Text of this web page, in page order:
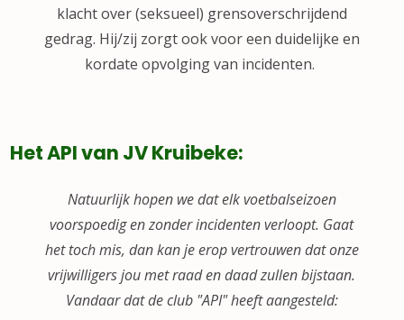
klacht over (seksueel) grensoverschrijdend
gedrag. Hij/zij zorgt ook voor een duidelijke en
kordate opvolging van incidenten.
Het API van JV Kruibeke:
Natuurlijk hopen we dat elk voetbalseizoen
voorspoedig en zonder incidenten verloopt. Gaat
het toch mis, dan kan je erop vertrouwen dat onze
vrijwilligers jou met raad en daad zullen bijstaan.
Vandaar dat de club "API" heeft aangesteld: